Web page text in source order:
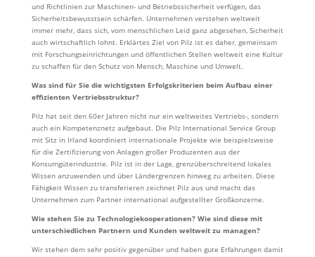
und Richtlinien zur Maschinen- und Betriebssicherheit verfügen, das
Sicherheitsbewusstsein schärfen. Unternehmen verstehen weltweit
immer mehr, dass sich, vom menschlichen Leid ganz abgesehen, Sicherheit
auch wirtschaftlich lohnt. Erklärtes Ziel von Pilz ist es daher, gemeinsam
mit Forschungseinrichtungen und öffentlichen Stellen weltweit eine Kultur
zu schaffen für den Schutz von Mensch, Maschine und Umwelt.
Was sind für Sie die wichtigsten Erfolgskriterien beim Aufbau einer
effizienten Vertriebsstruktur?
Pilz hat seit den 60er Jahren nicht nur ein weltweites Vertriebs-, sondern
auch ein Kompetenznetz aufgebaut. Die Pilz International Service Group
mit Sitz in Irland koordiniert internationale Projekte wie beispielsweise
für die Zertifizierung von Anlagen großer Produzenten aus der
Konsumgüterindustrie. Pilz ist in der Lage, grenzüberschreitend lokales
Wissen anzuwenden und über Ländergrenzen hinweg zu arbeiten. Diese
Fähigkeit Wissen zu transferieren zeichnet Pilz aus und macht das
Unternehmen zum Partner international aufgestellter Großkonzerne.
Wie stehen Sie zu Technologiekooperationen? Wie sind diese mit
unterschiedlichen Partnern und Kunden weltweit zu managen?
Wir stehen dem sehr positiv gegenüber und haben gute Erfahrungen damit